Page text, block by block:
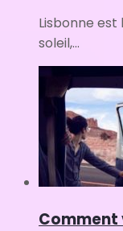
Lisbonne est
soleil,...
Comment